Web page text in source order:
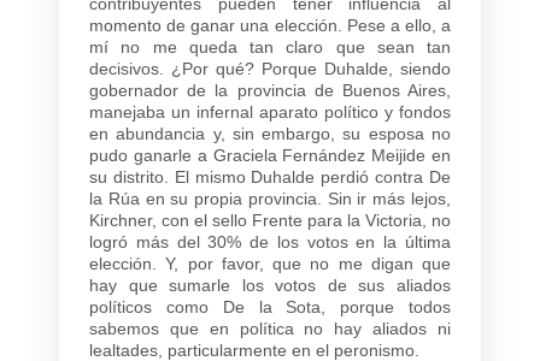
momento de ganar una elección. Pese a ello, a
mí no me queda tan claro que sean tan
decisivos. ¿Por qué? Porque Duhalde, siendo
gobernador de la provincia de Buenos Aires,
manejaba un infernal aparato político y fondos
en abundancia y, sin embargo, su esposa no
pudo ganarle a Graciela Fernández Meijide en
su distrito. El mismo Duhalde perdió contra De
la Rúa en su propia provincia. Sin ir más lejos,
Kirchner, con el sello Frente para la Victoria, no
logró más del 30% de los votos en la última
elección. Y, por favor, que no me digan que
hay que sumarle los votos de sus aliados
políticos como De la Sota, porque todos
sabemos que en política no hay aliados ni
lealtades, particularmente en el peronismo.